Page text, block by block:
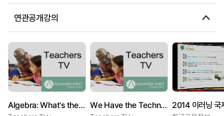
연관공개강의
Algebra: What's the Pattern? We Have the Technology